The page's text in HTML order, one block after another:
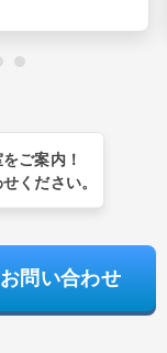
ご案内！
ください。
お問い合わせ